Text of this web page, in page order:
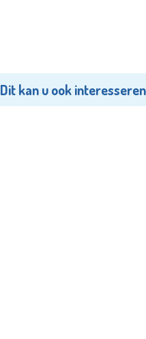
Dit kan u ook interesseren